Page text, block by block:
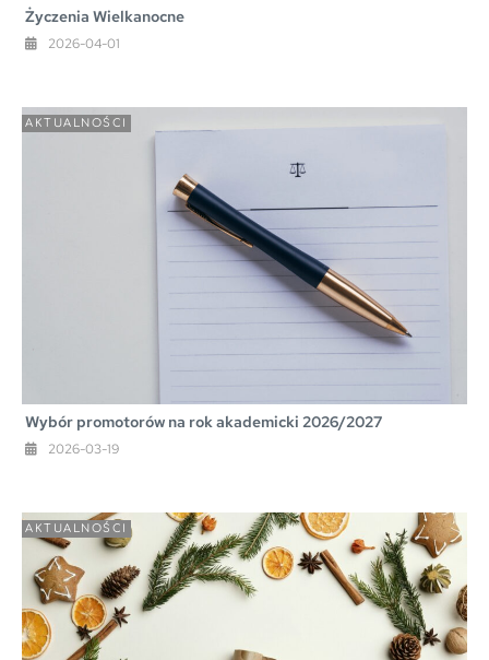
Życzenia Wielkanocne
2026-04-01
AKTUALNOŚCI
Wybór promotorów na rok akademicki 2026/2027
2026-03-19
AKTUALNOŚCI